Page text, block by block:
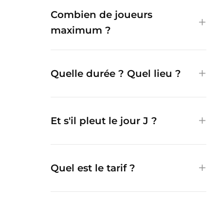
Combien de joueurs
maximum ?
Quelle durée ? Quel lieu ?
Et s'il pleut le jour J ?
Quel est le tarif ?